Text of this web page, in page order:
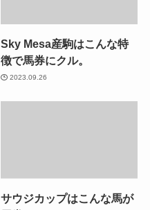
Sky Mesa産駒はこんな特
徴で馬券にクル。
2023.09.26
サウジカップはこんな馬が